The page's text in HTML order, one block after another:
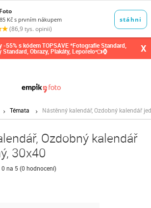
-55% s kódem TOPSAVE *Fotografie Standard,
Standard, Obrazy, Plakáty, Leporelo👈⌚ X
Témata Nástěnný kalendář, Ozdobný kalendář
Ozdobný kalendář
30x40
0 na 5 (0 hodnocení)